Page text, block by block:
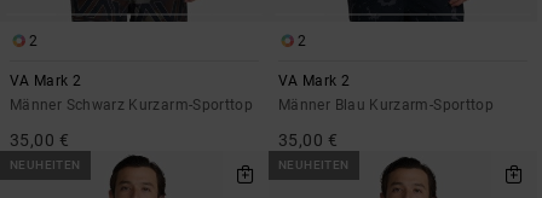
2
VA Mark 2
Männer Schwarz Kurzarm-Sporttop
35,00 €
2
VA Mark 2
Männer Blau Kurzarm-Sporttop
35,00 €
NEUHEITEN NEUHEITEN